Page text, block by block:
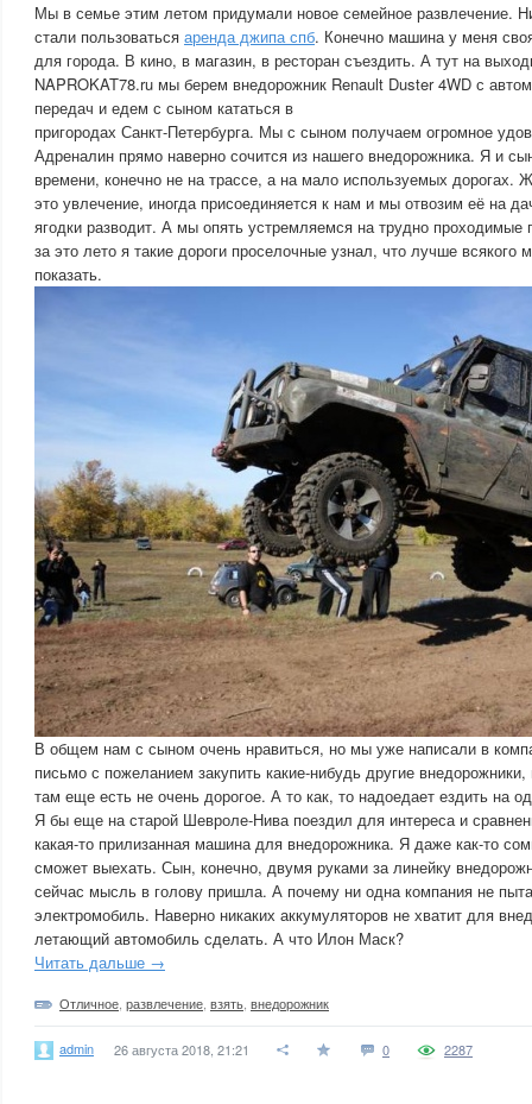
Мы в семье этим летом придумали новое семейное развлечение.
стали пользоваться аренда джипа спб. Конечно машина у меня
для города. В кино, в магазин, в ресторан съездить. А тут на
NAPROKAT78.ru мы берем внедорожник Renault Duster 4WD с
передач и едем с сыном кататься в
пригородах Санкт-Петербурга. Мы с сыном получаем огромное
Адреналин прямо наверно сочится из нашего внедорожника. Я и
времени, конечно не на трассе, а на мало используемых дорогах.
это увлечение, иногда присоединяется к нам и мы отвозим её на
ягодки разводит. А мы опять устремляемся на трудно проходимые
за это лето я такие дороги проселочные узнал, что лучше всякого
показать.
В общем нам с сыном очень нравиться, но мы уже написали в
письмо с пожеланием закупить какие-нибудь другие
там еще есть не очень дорогое. А то как, то надоедает ездить на
Я бы еще на старой Шевроле-Нива поездил для интереса и
какая-то прилизанная машина для внедорожника. Я даже как-то
сможет выехать. Сын, конечно, двумя руками за линейку
сейчас мысль в голову пришла. А почему ни одна компания не
электромобиль. Наверно никаких аккумуляторов не хватит для
летающий автомобиль сделать. А что Илон Маск?
Читать дальше →
Отличное развлечение взять внедорожник
admin 26 августа 2018, 21:21 0 2287